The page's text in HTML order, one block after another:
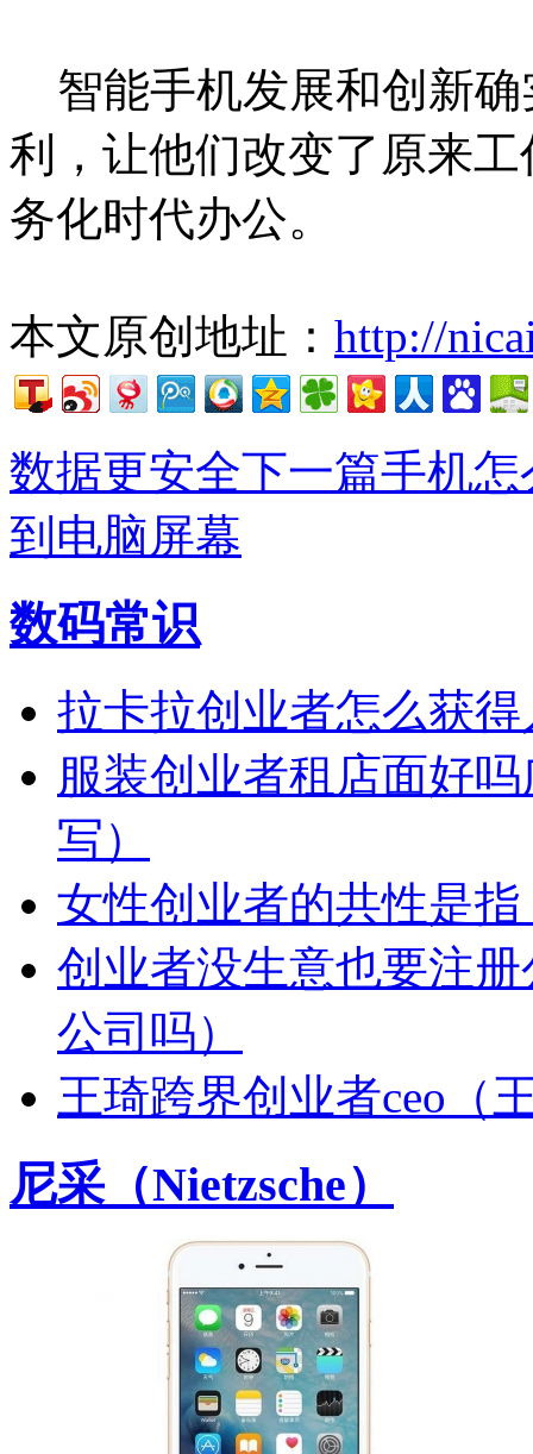
智能手机发展和创新
利，让他们改变了原来
务化时代办公。
本文原创地址： http://
数据更安全下一篇手机
到电脑屏幕
数码常识
拉卡拉创业者怎么获
服装创业者租店面好
写）
女性创业者的共性是
创业者没生意也要注
公司吗）
王琦跨界创业者ceo（
尼采（Nietzsche）